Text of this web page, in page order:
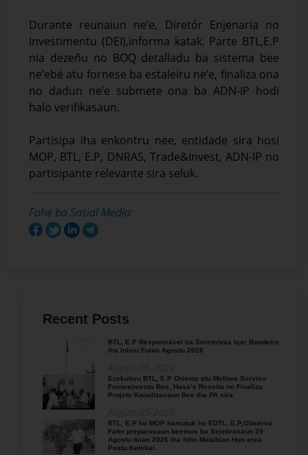
Durante reunaiun ne’e, Diretór Enjenaria no
Investimentu (DEI),informa katak, Parte BTL,E.P
nia dezeñu no BOQ detalladu ba sistema bee
ne’ebé atu fornese ba estaleiru ne’e, finaliza ona
no dadun ne’e submete ona ba ADN-IP hodi
halo verifikasaun.
Partisipa iha enkontru nee, entidade sira hosi
MOP, BTL, E.P, DNRAS, Trade&Invest, ADN-IP no
partisipante relevante sira seluk.
Fahe ba Sosial Media:
Recent Posts
BTL, E.P Responsável ba Seremónia Içar Bandeira
iha Inísiu Fulan Agostu 2026
Ezekutivu BTL, E.P Orienta atu Mellora Servisu
Fornesimentu Bee, Hasa’e Reseita no Finaliza
Projetu Kanalizasaun Bee iha PA sira
BTL, E.P ho MOP hamutuk ho EDTL, E.P,Observa
Fatin preparasaun beemos ba Selebrasaun 20
Agostu tinan 2026 iha foho Matabian Hun area
Postu Kelekai.